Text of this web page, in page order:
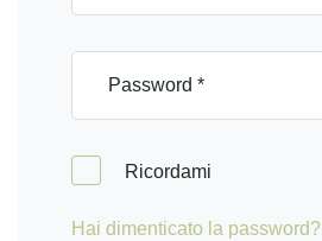
Ricordami
Hai dimenticato la password?